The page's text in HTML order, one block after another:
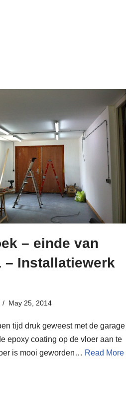
– einde van
– Installatiewerk
May 25, 2014
tijd druk geweest met de garage
epoxy coating op de vloer aan te
is mooi geworden… Read More